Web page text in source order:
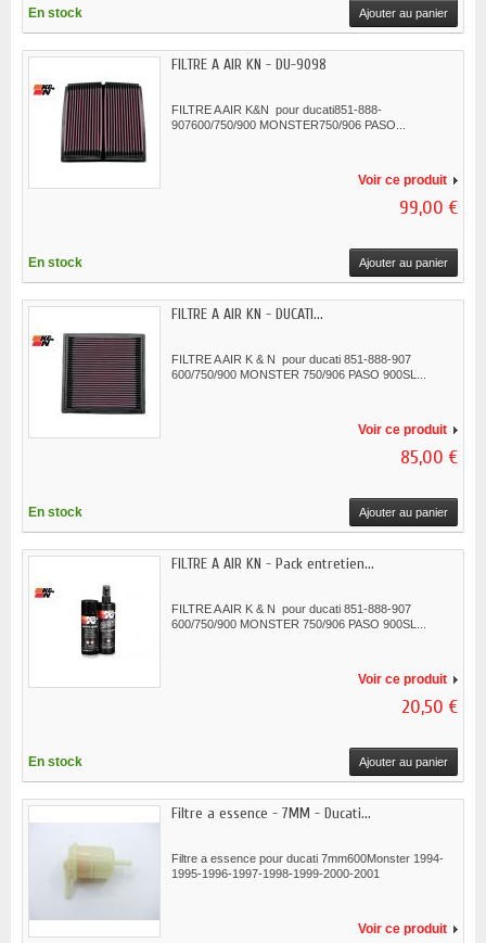
En stock Ajouter au panier
FILTRE A AIR KN - DU-9098
FILTRE A AIR K&N pour ducati851-888-
907600/750/900 MONSTER750/906 PASO...
Voir ce produit
99,00 €
En stock Ajouter au panier
FILTRE A AIR KN - DUCATI...
FILTRE A AIR K & N pour ducati 851-888-907
600/750/900 MONSTER 750/906 PASO 900SL...
Voir ce produit
85,00 €
En stock Ajouter au panier
FILTRE A AIR KN - Pack entretien...
FILTRE A AIR K & N pour ducati 851-888-907
600/750/900 MONSTER 750/906 PASO 900SL...
Voir ce produit
20,50 €
En stock Ajouter au panier
Filtre a essence - 7MM - Ducati...
Filtre a essence pour ducati 7mm600Monster 1994-
1995-1996-1997-1998-1999-2000-2001
Voir ce produit